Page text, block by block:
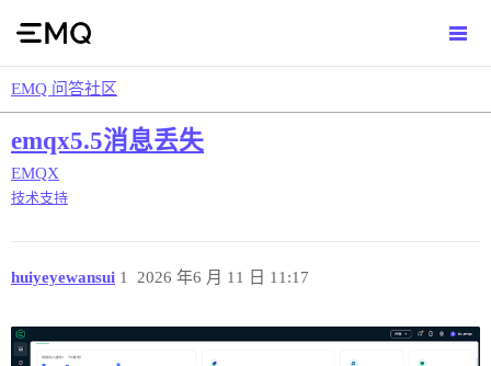
EMQ 问答社区
emqx5.5消息丢失
EMQX
技术支持
huiyeyewansui 2026 年6 月 11 日 11:17
1